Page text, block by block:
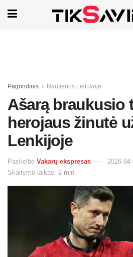
Pagrindinis Naujienos Lietuvoje
Ašarą braukusio
herojaus žinutė
Lenkijoje
Paskelbė Vakarų ekspresas
2026-04-
Skaitymo laikas: 2 min.